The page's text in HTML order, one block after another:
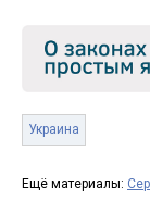
Украина
Ещё материалы: